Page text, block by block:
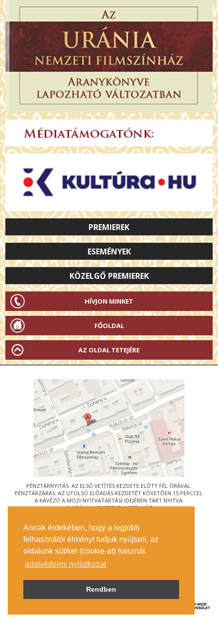
Annak érdekében, hogy a legjobb
felhasználói élményt tudjuk nyújtani, az
oldalunk sütiket (cookie-at) használ.
adatvédelmi nyilatkozat
Rendben
PREMIEREK
ESEMÉNYEK
KÖZELGŐ PREMIEREK
HÍVJON MINKET
FŐOLDAL
AZ OLDAL TETEJÉRE
PÉNZTÁRNYITÁS: AZ ELSŐ VETÍTÉS KEZDETE ELŐTT FÉL ÓRÁVAL.
PÉNZTÁRZÁRÁS: AZ UTOLSÓ ELŐADÁS KEZDETÉT KÖVETŐEN 15 PERCCEL.
A KÁVÉZÓ A MOZI NYITVATARTÁSI IDEJÉBEN TART NYITVA.
© URÁNIA NEMZETI FILMSZÍNHÁZ
1088 BUDAPEST, RÁKÓCZI ÚT 21.
MEGKÖZELÍTÉS
JEGYINFORMÁCIÓ
ÍRJON NEKÜNK!
KÖZÉRDEKŰ ADATOK